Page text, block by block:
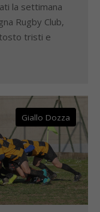
la settimana
Rugby Club,
tristi e
Giallo Dozza